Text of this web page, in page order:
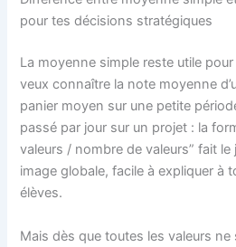
pour tes décisions stratégiques
La moyenne simple reste utile
veux connaître la note moyenne
panier moyen sur une petite
passé par jour sur un projet : la
valeurs / nombre de valeurs” fait
image globale, facile à expliquer à
élèves.
Mais dès que toutes les valeurs ne